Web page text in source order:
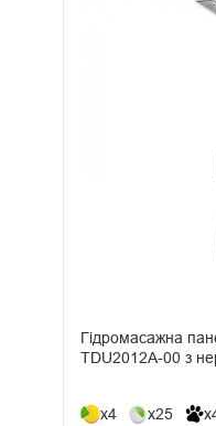
Гідромасажна
TDU2012A-00 з
x4 x25